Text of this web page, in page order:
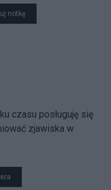
notkę
czasu posługuję się
zjawiska w